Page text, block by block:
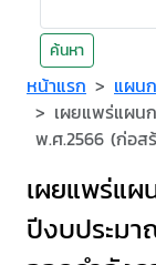
ค้นหา
หน้าแรก
แผน
เผยแพร่แผน
พ.ศ.2566 (ก่อส
เผยแพร่แผ
ปีงบประม